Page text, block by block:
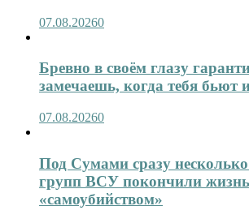
07.08.20260
Бревно в своём глазу
замечаешь, когда тебя бьют
07.08.20260
Под Сумами сразу
групп ВСУ покончили жизнь
«самоубийством»